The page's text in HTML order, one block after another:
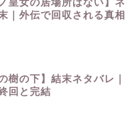
皇女の居場所はない】ネ
｜外伝で回収される真相
樹の下】結末ネタバレ｜
回と完結